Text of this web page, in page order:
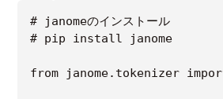
# janomeのインストール
# pip install janome
from janome.tokenizer